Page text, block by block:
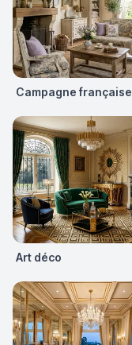
Campagne française
Art déco